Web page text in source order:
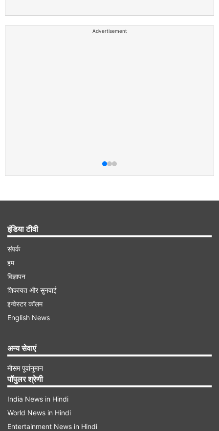
Advertisement
इंडिया टीवी
संपर्क
हम
विज्ञापन
शिकायत और सुनवाई
इन्वेस्टर कॉलम
English News
अन्य सेवाएं
मौसम पूर्वानुमान
पॉपुलर श्रेणी
India News in Hindi
World News in Hindi
Entertainment News in Hindi